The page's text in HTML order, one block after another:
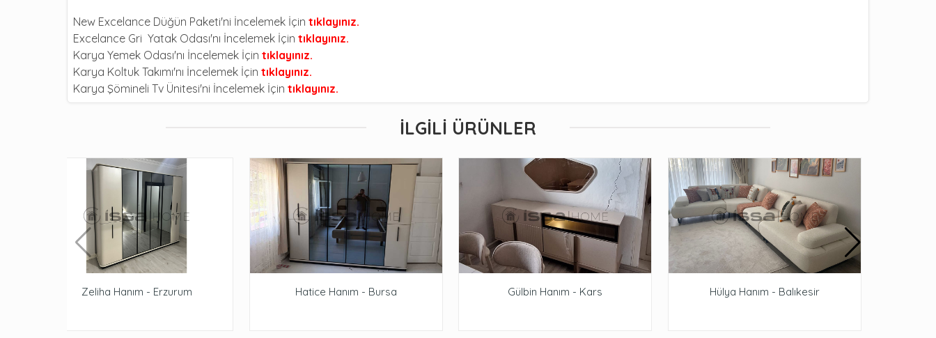
New Excelance Düğün Paketi'ni İncelemek İçin tıklayınız.
Excelance Gri Yatak Odası'nı İncelemek İçin tıklayınız.
Karya Yemek Odası'nı İncelemek İçin tıklayınız.
Karya Koltuk Takımı'nı İncelemek İçin tıklayınız.
Karya Şömineli Tv Ünitesi'ni İncelemek İçin tıklayınız.
İLGILI ÜRÜNLER
Zeliha Hanım - Erzurum Hatice Hanım - Bursa Gülbin Hanım - Kars Hülya Hanım - Balıkesir